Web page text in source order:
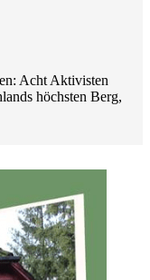
Acht Aktivisten
höchsten Berg,